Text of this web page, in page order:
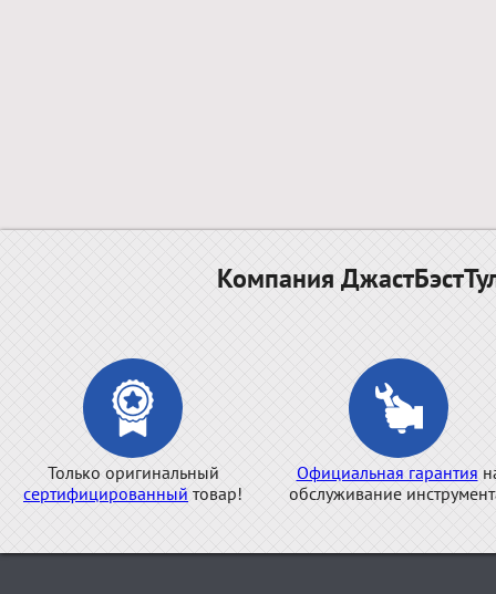
Компания
Только оригинальный
сертифицированный товар!
Официальная гарантия
обслуживание